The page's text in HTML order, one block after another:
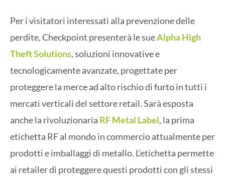
Per i visitatori interessati alla prevenzione delle
perdite, Checkpoint presenterà le sueAlpha High
Theft Solutions, soluzioni innovative e
tecnologicamente avanzate, progettate per
proteggere la merce ad alto rischio di furto in tutti i
mercati verticali del settore retail. Sarà esposta
anche la rivoluzionaria RF Metal Label, la prima
etichetta RF al mondo in commercio attualmente per
prodotti e imballaggi di metallo. L’etichetta permette
ai retailer di proteggere questi prodotti con gli stessi